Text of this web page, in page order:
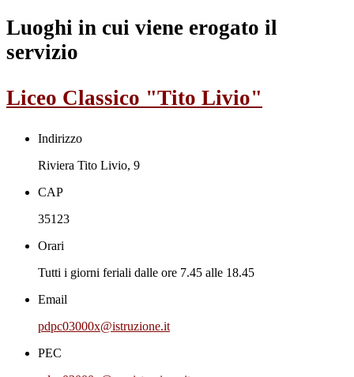
Luoghi in cui viene erogato il
servizio
Liceo Classico "Tito Livio"
Indirizzo
Riviera Tito Livio, 9
CAP
35123
Orari
Tutti i giorni feriali dalle ore 7.45 alle 18.45
Email
pdpc03000x@istruzione.it
PEC